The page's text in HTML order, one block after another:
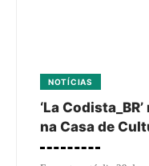
NOTÍCIAS
‘La
na Casa de